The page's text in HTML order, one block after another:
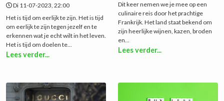
Di 11-07-2023, 22:00
Het is tijd om eerlijk te zijn. Het is tijd
om eerlijk te zijn tegen jezelf en te
erkennen wat je echt wilt in het leven.
Het is tijd om doelen te...
Lees verder...
Dit keer nemen we je mee op een
culinaire reis door het prachtige
Frankrijk. Het land staat bekend om
zijn heerlijke wijnen, kazen, broden
en...
Lees verder...